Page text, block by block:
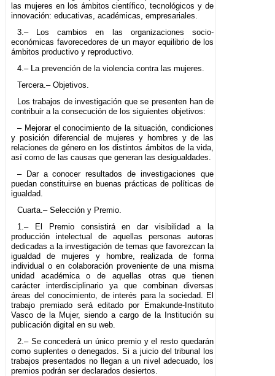
las mujeres en los ámbitos científico, tecnológicos y de
innovación: educativas, académicas, empresariales.
3.– Los cambios en las organizaciones socio-
económicas favorecedores de un mayor equilibrio de los
ámbitos productivo y reproductivo.
4.– La prevención de la violencia contra las mujeres.
Tercera.– Objetivos.
Los trabajos de investigación que se presenten han de
contribuir a la consecución de los siguientes objetivos:
– Mejorar el conocimiento de la situación, condiciones
y posición diferencial de mujeres y hombres y de las
relaciones de género en los distintos ámbitos de la vida,
así como de las causas que generan las desigualdades.
– Dar a conocer resultados de investigaciones que
puedan constituirse en buenas prácticas de políticas de
igualdad.
Cuarta.– Selección y Premio.
1.– El Premio consistirá en dar visibilidad a la
producción intelectual de aquellas personas autoras
dedicadas a la investigación de temas que favorezcan la
igualdad de mujeres y hombre, realizada de forma
individual o en colaboración proveniente de una misma
unidad académica o de aquellas otras que tienen
carácter interdisciplinario ya que combinan diversas
áreas del conocimiento, de interés para la sociedad. El
trabajo premiado será editado por Emakunde-Instituto
Vasco de la Mujer, siendo a cargo de la Institución su
publicación digital en su web.
2.– Se concederá un único premio y el resto quedarán
como suplentes o denegados. Si a juicio del tribunal los
trabajos presentados no llegan a un nivel adecuado, los
premios podrán ser declarados desiertos.